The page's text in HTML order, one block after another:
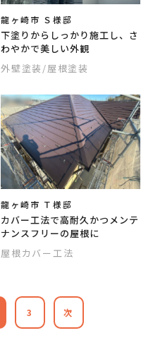
龍ヶ崎市 Ｓ様邸
下塗りからしっかり施工し、さ
わやかで美しい外観
外壁塗装 /屋根塗装
龍ヶ崎市 Ｔ様邸
カバー工法で高耐久かつメンテ
ナンスフリーの屋根に
屋根カバー工法
3 次